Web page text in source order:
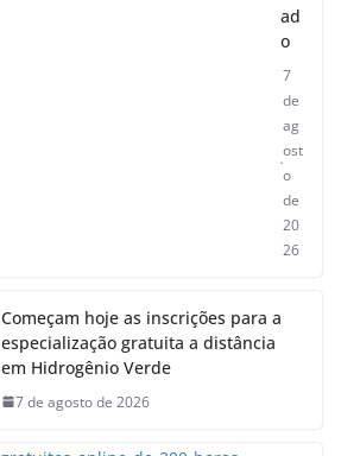
ad
o
7
de
ag
ost
o
de
20
26
Começam hoje as inscrições para a
especialização gratuita a distância
em Hidrogênio Verde
7 de agosto de 2026